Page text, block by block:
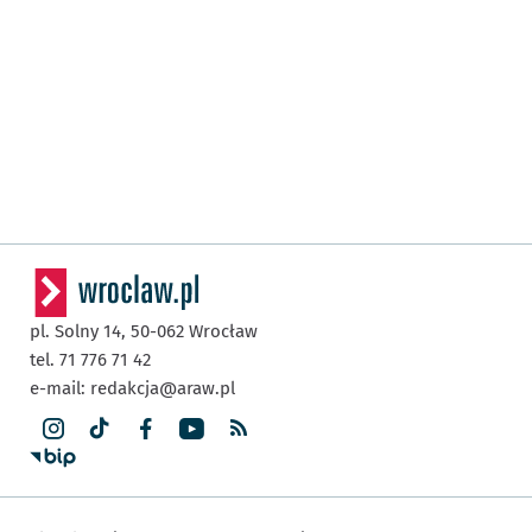
pl. Solny 14, 50-062 Wrocław
tel. 71 776 71 42
e-mail: redakcja@araw.pl